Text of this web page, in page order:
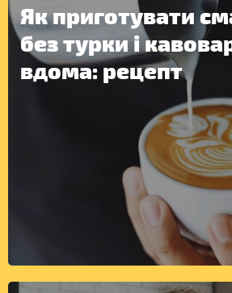
Як приготувати
без турки і
вдома: рецепт